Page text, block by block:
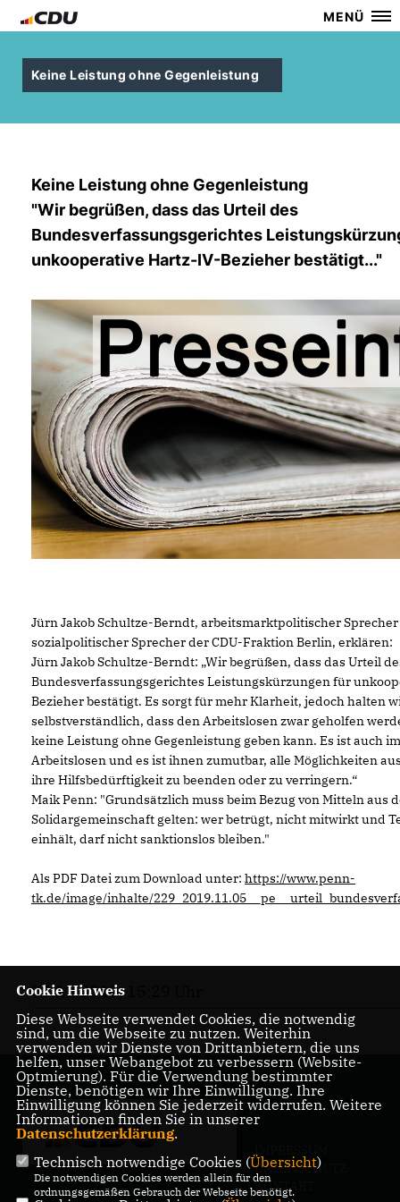
MENÜ
Keine Leistung ohne Gegenleistung
Keine Leistung ohne Gegenleistung
"Wir begrüßen, dass das Urteil des
Bundesverfassungsgerichtes
unkooperative Hartz-IV-Bezieher bestätigt..."
Jürn Jakob Schultze-Berndt, arbeitsmarktpolitischer
sozialpolitischer Sprecher der CDU-Fraktion Berlin, erklären:
Jürn Jakob Schultze-Berndt: „Wir begrüßen, dass das Urteil
Bundesverfassungsgerichtes Leistungskürzungen für
Bezieher bestätigt. Es sorgt für mehr Klarheit, jedoch halten
selbstverständlich, dass den Arbeitslosen zwar geholfen
keine Leistung ohne Gegenleistung geben kann. Es ist auch
Arbeitslosen und es ist ihnen zumutbar, alle Möglichkeiten
ihre Hilfsbedürftigkeit zu beenden oder zu verringern.“
Maik Penn: "Grundsätzlich muss beim Bezug von Mitteln aus
Solidargemeinschaft gelten: wer betrügt, nicht mitwirkt und
einhält, darf nicht sanktionslos bleiben."
Als PDF Datei zum Download unter: https://www.penn-
tk.de/image/inhalte/
05.11.2019, 15:29 Uhr
DATENSCHUTZ
KONTAKT
Cookie Hinweis
Diese Webseite verwendet Cookies, die notwendig
sind, um die Webseite zu nutzen. Weiterhin
verwenden wir Dienste von Drittanbietern, die uns
helfen, unser Webangebot zu verbessern (Website-
Optmierung). Für die Verwendung bestimmter
Dienste, benötigen wir Ihre Einwilligung. Ihre
Einwilligung können Sie jederzeit widerrufen. Weitere
Informationen finden Sie in unserer
Datenschutzerklärung.
Technisch notwendige Cookies (Übersicht)
Die notwendigen Cookies werden allein für den
ordnungsgemäßen Gebrauch der Webseite benötigt.